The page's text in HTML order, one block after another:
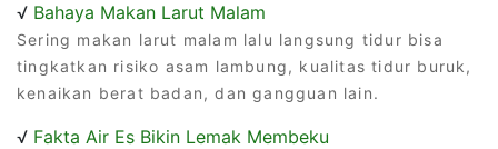
√ Bahaya Makan Larut Malam
Sering makan larut malam lalu langsung tidur bisa
tingkatkan risiko asam lambung, kualitas tidur buruk,
kenaikan berat badan, dan gangguan lain.
√ Fakta Air Es Bikin Lemak Membeku